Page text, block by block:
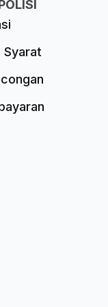
Syarat